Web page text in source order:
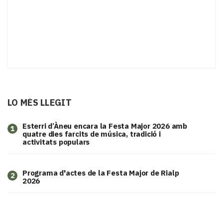
LO MÉS LLEGIT
1
Esterri d’Àneu encara la Festa Major 2026 amb
quatre dies farcits de música, tradició i
activitats populars
2
Programa d'actes de la Festa Major de Rialp
2026